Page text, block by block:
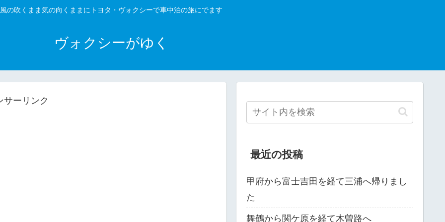
風の吹くまま気の向くままにトヨタ・ヴォクシーで車中泊の旅にでます
ヴォクシーがゆく
サーリンク
最近の投稿
甲府から富士吉田を経て三浦へ帰りまし
た
舞鶴から関ケ原を経て木曽路へ